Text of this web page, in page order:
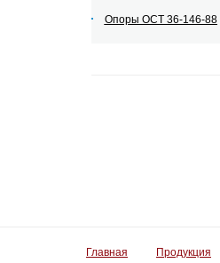
Опоры ОСТ 36-146-88
Главная Продукция